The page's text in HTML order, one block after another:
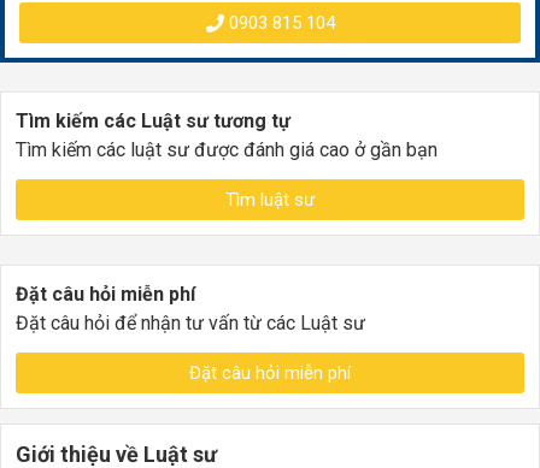
0903 815 104
Tìm kiếm các Luật sư tương tự
Tìm kiếm các luật sư được đánh giá cao ở gần bạn
Tìm luật sư
Đặt câu hỏi miễn phí
Đặt câu hỏi để nhận tư vấn từ các Luật sư
Đặt câu hỏi miễn phí
Giới thiệu về Luật sư